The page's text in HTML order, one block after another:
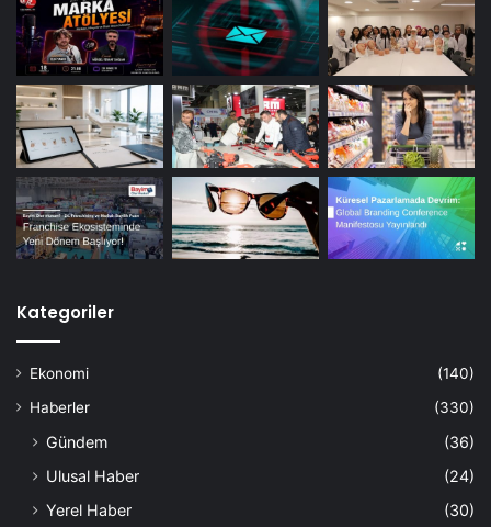
Kategoriler
Ekonomi
(140)
Haberler
(330)
Gündem
(36)
Ulusal Haber
(24)
Yerel Haber
(30)